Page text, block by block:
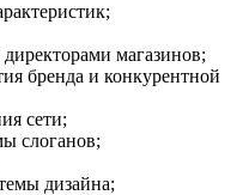
магазинов;
бренда и конкурентной
сети;
слоганов;
дизайна;